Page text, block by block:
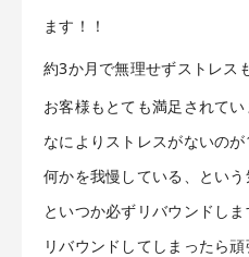
ます！！
約3か月で無理せずストレス
お客様もとても満足されてい
なによりストレスがないのが
何かを我慢している、とい
といつか必ずリバウンドしま
リバウンドしてしまったら